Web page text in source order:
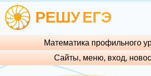
РЕШУЕГЭ
Математика профильного
Сайты, меню, вход,